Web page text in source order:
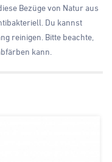
Bezüge von Natur aus
Du kannst
reinigen. Bitte beachte,
kann.